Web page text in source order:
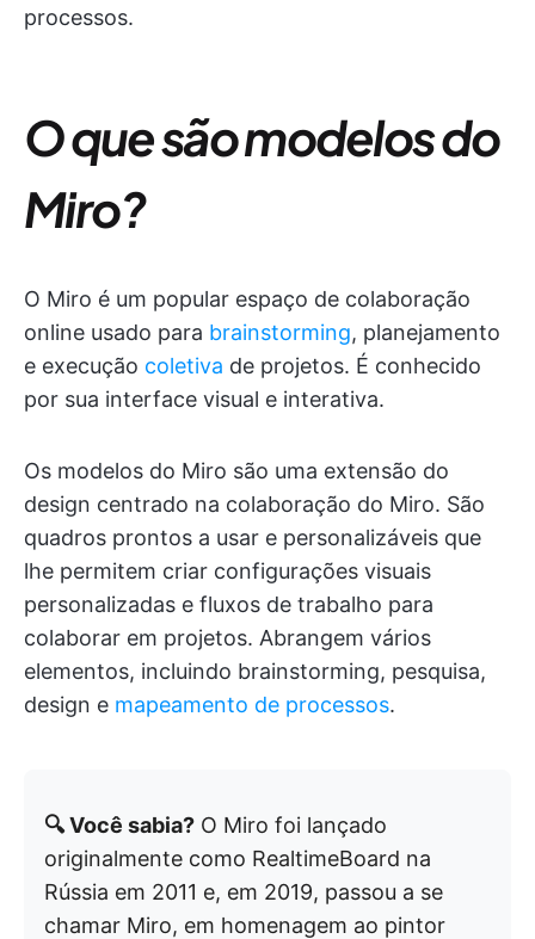
processos.
O que são modelos do
Miro?
O Miro é um popular espaço de colaboração
online usado para brainstorming, planejamento
e execução coletiva de projetos. É conhecido
por sua interface visual e interativa.
Os modelos do Miro são uma extensão do
design centrado na colaboração do Miro. São
quadros prontos a usar e personalizáveis que
lhe permitem criar configurações visuais
personalizadas e fluxos de trabalho para
colaborar em projetos. Abrangem vários
elementos, incluindo brainstorming, pesquisa,
design e mapeamento de processos.
🔍 Você sabia? O Miro foi lançado
originalmente como RealtimeBoard na
Rússia em 2011 e, em 2019, passou a se
chamar Miro, em homenagem ao pintor